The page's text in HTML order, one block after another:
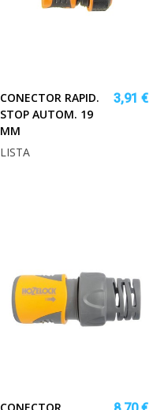
CONECTOR RAPID.
STOP AUTOM. 19
MM
3,91 €
LISTA